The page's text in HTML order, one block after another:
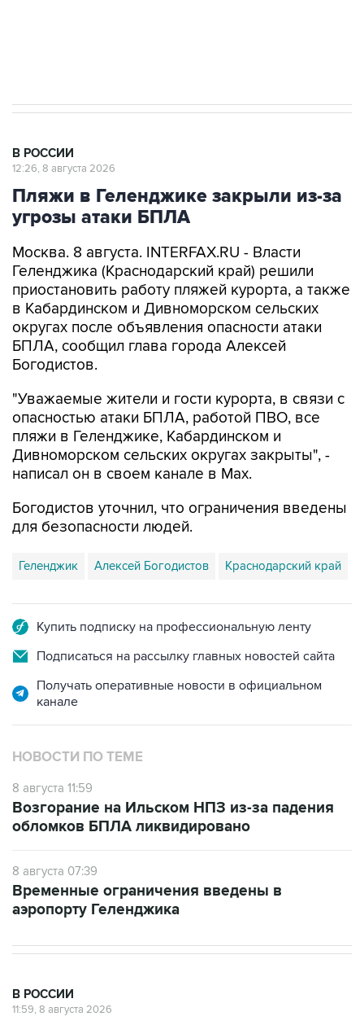
В РОССИИ
12:26, 8 августа 2026
Пляжи в Геленджике закрыли из-за
угрозы атаки БПЛА
Москва. 8 августа. INTERFAX.RU - Власти
Геленджика (Краснодарский край) решили
приостановить работу пляжей курорта, а также
в Кабардинском и Дивноморском сельских
округах после объявления опасности атаки
БПЛА, сообщил глава города Алексей
Богодистов.
"Уважаемые жители и гости курорта, в связи с
опасностью атаки БПЛА, работой ПВО, все
пляжи в Геленджике, Кабардинском и
Дивноморском сельских округах закрыты", -
написал он в своем канале в Max.
Богодистов уточнил, что ограничения введены
для безопасности людей.
Геленджик Алексей Богодистов Краснодарский край
Купить подписку на профессиональную ленту
Подписаться на рассылку главных новостей сайта
Получать оперативные новости в официальном
канале
НОВОСТИ ПО ТЕМЕ
8 августа 11:59
Возгорание на Ильском НПЗ из-за падения
обломков БПЛА ликвидировано
8 августа 07:39
Временные ограничения введены в
аэропорту Геленджика
В РОССИИ
11:59, 8 августа 2026